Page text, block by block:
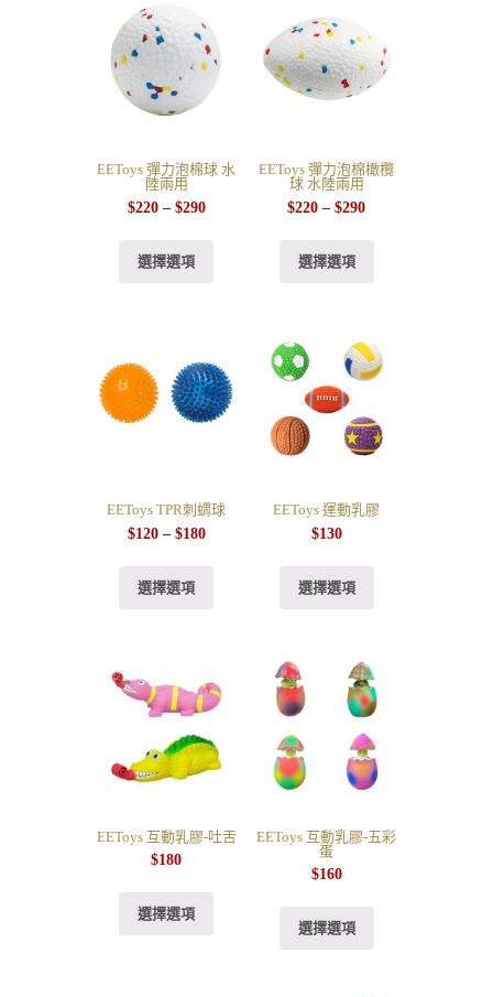
EEToys 彈力泡棉球 水
陸兩用
$220– $290
選擇選項
EEToys 彈力泡棉橄欖
球 水陸兩用
$220 –$290
選擇選項
EEToys TPR刺蝟球
$120– $180
選擇選項
EEToys 運動乳膠
$130
選擇選項
EEToys 互動乳膠-吐舌
$180
選擇選項
EEToys 互動乳膠-五彩
蛋
$160
選擇選項